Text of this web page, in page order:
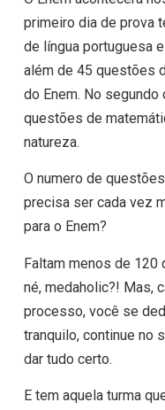
primeiro dia de prova
de língua portuguesa
além de 45 questões
do Enem. No
questões de
natureza.
O numero de
precisa ser cada vez
para o Enem?
Faltam menos de 120
né, medaholic?! Mas,
processo, você se
tranquilo, continue no
dar tudo certo.
E tem aquela turma